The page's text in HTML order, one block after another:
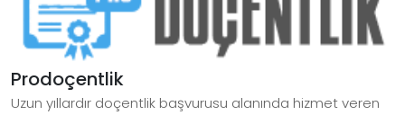
Prodoçentlik
Uzun yıllardır doçentlik başvurusu alanında hizmet veren